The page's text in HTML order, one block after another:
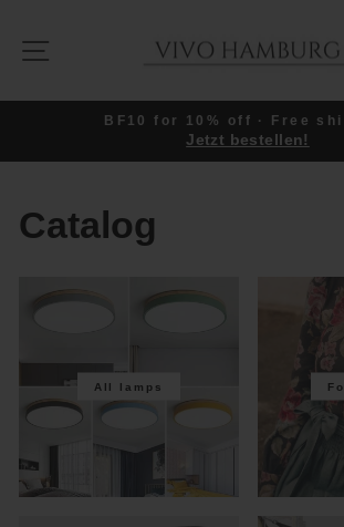
content
SITE NAVIGATION
Pause
BF10 for 10% off · Free
Jetzt bestellen!
Catalog
All lamps